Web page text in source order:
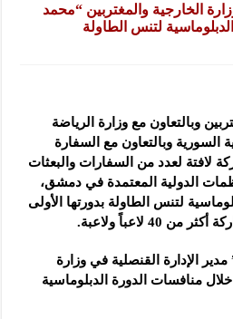
الخارجية والمغتربين “محمد
لتنس الطاولة
وبالتعاون مع وزارة الرياضة
السورية وبالتعاون مع السفارة
لافتة لعدد من السفارات والبعثات
الدولية المعتمدة في دمشق،
لتنس الطاولة بدورتها الأولى
لاعباً ولاعبة.
الإدارة القنصلية في وزارة
خلال منافسات الدورة الدبلوماسية